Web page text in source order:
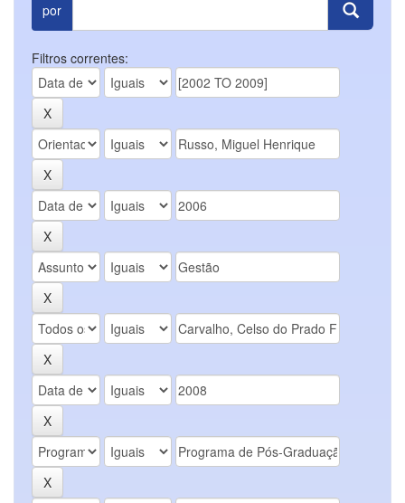
por
Filtros correntes: